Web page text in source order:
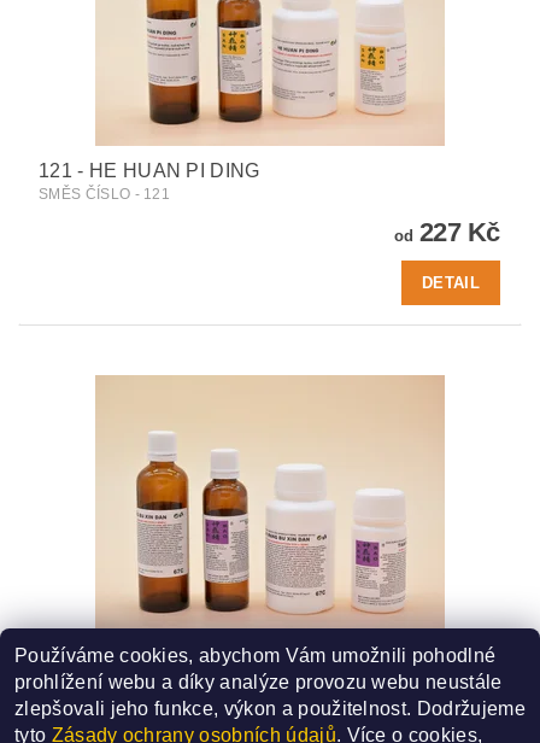
121 - HE HUAN PI DING
SMĚS ČÍSLO - 121
od 227 Kč
DETAIL
67C - TIAN WANG BU XIN DAN
SMĚS ČÍSLO - 67C
od227 Kč
Používáme cookies, abychom Vám umožnili pohodlné
prohlížení webu a díky analýze provozu webu neustále
zlepšovali jeho funkce, výkon a použitelnost. Dodržujeme
tyto Zásady ochrany osobních údajů. Více o cookies,